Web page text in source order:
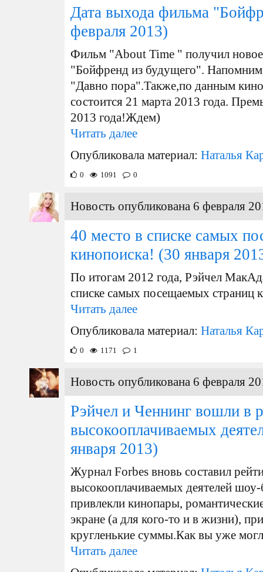
Дата выхода фильма
февраля 2013)
Фильм "About Time " получил новое
"Бойфренд из будущего". Напомним,
"Давно пора".Также,по данным
состоится 21 марта 2013 года.
2013 года!Ждем)
Читать далее
Опубликовала материал: Наталья
0 1091 0
Новость опубликована 6 февраля
40 место в списке самых
кинопоиска! (30 января
По итогам 2012 года, Рэйчел
списке самых посещаемых страниц
Читать далее
Опубликовала материал: Наталья
0 1171 1
Новость опубликована 6 февраля
Рэйчел и Ченнинг вошли в
высокооплачиваемых
января 2013)
Журнал Forbes вновь составил
высокооплачиваемых деятелей
привлекли кинопары,
экране (а для кого-то и в жизни),
кругленькие суммы.Как вы уже
Читать далее